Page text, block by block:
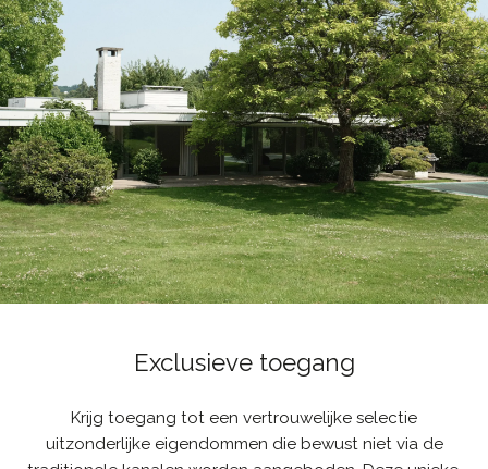
Exclusieve toegang
Krijg toegang tot een vertrouwelijke selectie
uitzonderlijke eigendommen die bewust niet via de